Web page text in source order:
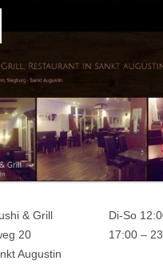
& Grill
20
Augustin
Di-So
17:00 –